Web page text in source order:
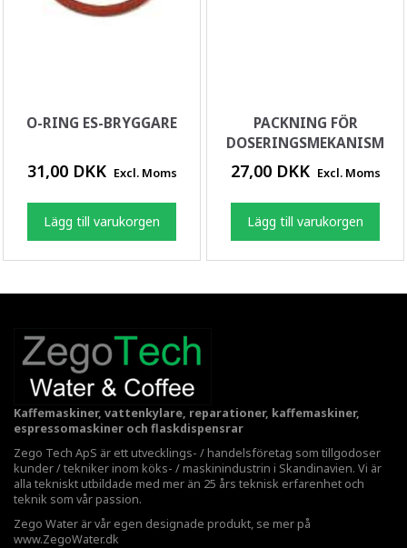
O-RING ES-BRYGGARE
31,00 DKK Excl. Moms
Lägg till varukorgen
PACKNING FÖR
DOSERINGSMEKANISM
27,00 DKK Excl. Moms
Lägg till varukorgen
Kaffemaskiner, vattenkylare, reparationer, kaffemaskiner,
espressomaskiner och flaskdispensrar
Zego Tech ApS är ett utvecklings- / handelsföretag som tillgodoser
kunder / tekniker inom köks- / maskinindustrin i Skandinavien. Vi är
alla tekniskt utbildade med mer än 25 års teknisk erfarenhet och
teknik som vår passion.
Zego Water är vår egen designade produkt, se mer på
www.ZegoWater.dk